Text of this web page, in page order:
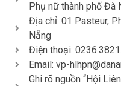
Phụ nữ thành phố Đà
Địa chỉ: 01 Pasteur,
Nẵng
Điện thoại:
Email: vp-
Ghi rõ nguồn “Hội